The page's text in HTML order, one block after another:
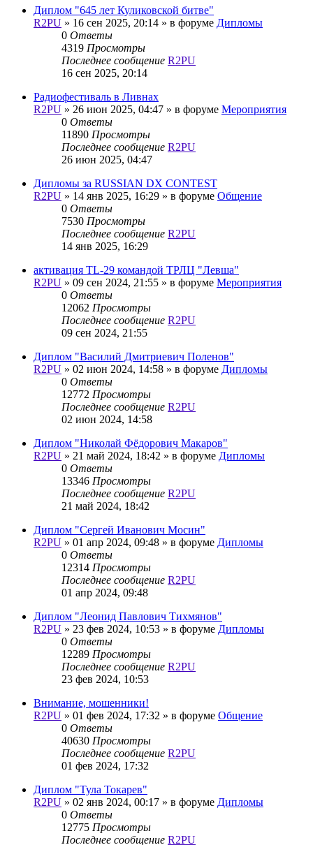
Диплом "645 лет Куликовской битве"
R2PU » 16 сен 2025, 20:14 » в форуме Дипломы
0 Ответы
4319 Просмотры
Последнее сообщение R2PU
16 сен 2025, 20:14
Радиофестиваль в Ливнах
R2PU » 26 июн 2025, 04:47 » в форуме Мероприятия
0 Ответы
11890 Просмотры
Последнее сообщение R2PU
26 июн 2025, 04:47
Дипломы за RUSSIAN DX CONTEST
R2PU » 14 янв 2025, 16:29 » в форуме Общение
0 Ответы
7530 Просмотры
Последнее сообщение R2PU
14 янв 2025, 16:29
активация TL-29 командой ТРЛЦ "Левша"
R2PU » 09 сен 2024, 21:55 » в форуме Мероприятия
0 Ответы
12062 Просмотры
Последнее сообщение R2PU
09 сен 2024, 21:55
Диплом "Василий Дмитриевич Поленов"
R2PU » 02 июн 2024, 14:58 » в форуме Дипломы
0 Ответы
12772 Просмотры
Последнее сообщение R2PU
02 июн 2024, 14:58
Диплом "Николай Фёдорович Макаров"
R2PU » 21 май 2024, 18:42 » в форуме Дипломы
0 Ответы
13346 Просмотры
Последнее сообщение R2PU
21 май 2024, 18:42
Диплом "Сергей Иванович Мосин"
R2PU » 01 апр 2024, 09:48 » в форуме Дипломы
0 Ответы
12314 Просмотры
Последнее сообщение R2PU
01 апр 2024, 09:48
Диплом "Леонид Павлович Тихмянов"
R2PU » 23 фев 2024, 10:53 » в форуме Дипломы
0 Ответы
12289 Просмотры
Последнее сообщение R2PU
23 фев 2024, 10:53
Внимание, мошенники!
R2PU » 01 фев 2024, 17:32 » в форуме Общение
0 Ответы
40630 Просмотры
Последнее сообщение R2PU
01 фев 2024, 17:32
Диплом "Тула Токарев"
R2PU » 02 янв 2024, 00:17 » в форуме Дипломы
0 Ответы
12775 Просмотры
Последнее сообщение R2PU